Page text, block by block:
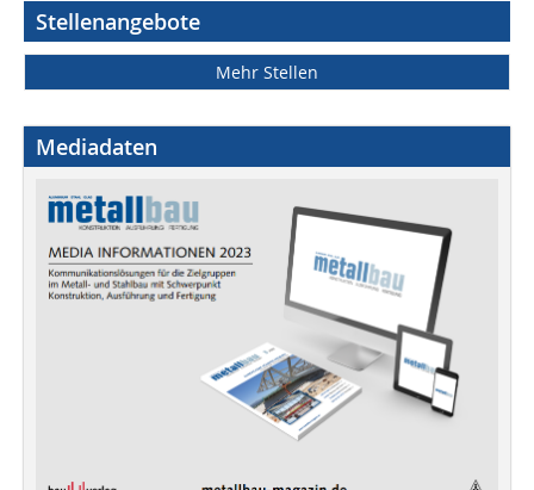
Stellenangebote
Mehr Stellen
Mediadaten